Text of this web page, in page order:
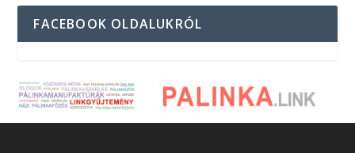
FACEBOOK OLDALUKRÓL